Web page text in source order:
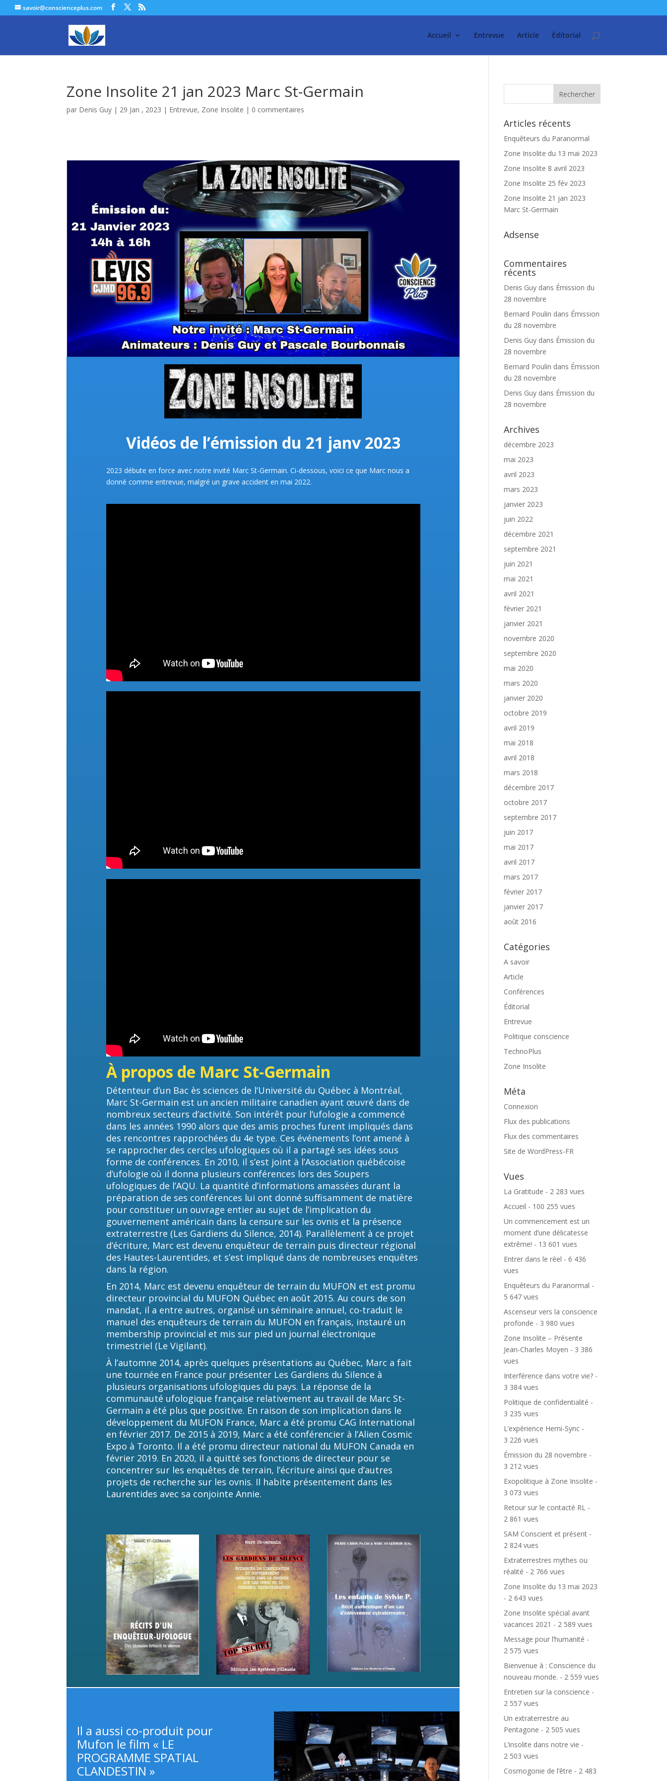
savoir@conscienceplus.com
Accueil Entrevue Article Éditorial
Zone Insolite 21 jan 2023 Marc St-Germain
par Denis Guy | 29 Jan , 2023 | Entrevue, Zone Insolite | 0 commentaires
Vidéos de l’émission du 21 janv 2023
2023 débute en force avec notre invité Marc St-Germain. Ci-dessous, voici ce que Marc nous a
donné comme entrevue, malgré un grave accident en mai 2022.
À propos de Marc St-Germain
Détenteur d’un Bac ès sciences de l’Université du Québec à Montréal,
Marc St-Germain est un ancien militaire canadien ayant œuvré dans de
nombreux secteurs d’activité. Son intérêt pour l’ufologie a commencé
dans les années 1990 alors que des amis proches furent impliqués dans
des rencontres rapprochées du 4e type. Ces événements l’ont amené à
se rapprocher des cercles ufologiques où il a partagé ses idées sous
forme de conférences. En 2010, il s’est joint à l’Association québécoise
d’ufologie où il donna plusieurs conférences lors des Soupers
ufologiques de l’AQU. La quantité d’informations amassées durant la
préparation de ses conférences lui ont donné suffisamment de matière
pour constituer un ouvrage entier au sujet de l’implication du
gouvernement américain dans la censure sur les ovnis et la présence
extraterrestre (Les Gardiens du Silence, 2014). Parallèlement à ce projet
d’écriture, Marc est devenu enquêteur de terrain puis directeur régional
des Hautes-Laurentides, et s’est impliqué dans de nombreuses enquêtes
dans la région.
En 2014, Marc est devenu enquêteur de terrain du MUFON et est promu
directeur provincial du MUFON Québec en août 2015. Au cours de son
mandat, il a entre autres, organisé un séminaire annuel, co-traduit le
manuel des enquêteurs de terrain du MUFON en français, instauré un
membership provincial et mis sur pied un journal électronique
trimestriel (Le Vigilant).
À l’automne 2014, après quelques présentations au Québec, Marc a fait
une tournée en France pour présenter Les Gardiens du Silence à
plusieurs organisations ufologiques du pays. La réponse de la
communauté ufologique française relativement au travail de Marc St-
Germain a été plus que positive. En raison de son implication dans le
développement du MUFON France, Marc a été promu CAG International
en février 2017. De 2015 à 2019, Marc a été conférencier à l’Alien Cosmic
Expo à Toronto. Il a été promu directeur national du MUFON Canada en
février 2019. En 2020, il a quitté ses fonctions de directeur pour se
concentrer sur les enquêtes de terrain, l’écriture ainsi que d’autres
projets de recherche sur les ovnis. Il habite présentement dans les
Laurentides avec sa conjointe Annie.
Il a aussi co-produit pour
Mufon le film « LE
PROGRAMME SPATIAL
CLANDESTIN »
Articles récents
Enquêteurs du Paranormal
Zone Insolite du 13 mai 2023
Zone Insolite 8 avril 2023
Zone Insolite 25 fév 2023
Zone Insolite 21 jan 2023
Marc St-Germain
Adsense
Commentaires
récents
Denis Guy dans Émission du
28 novembre
Bernard Poulin dans Émission
du 28 novembre
Denis Guy dans Émission du
28 novembre
Bernard Poulin dans Émission
du 28 novembre
Denis Guy dans Émission du
28 novembre
Archives
décembre 2023
mai 2023
avril 2023
mars 2023
janvier 2023
juin 2022
décembre 2021
septembre 2021
juin 2021
mai 2021
avril 2021
février 2021
janvier 2021
novembre 2020
septembre 2020
mai 2020
mars 2020
janvier 2020
octobre 2019
avril 2019
mai 2018
avril 2018
mars 2018
décembre 2017
octobre 2017
septembre 2017
juin 2017
mai 2017
avril 2017
mars 2017
février 2017
janvier 2017
août 2016
Catégories
A savoir
Article
Conférences
Éditorial
Entrevue
Politique conscience
TechnoPlus
Zone Insolite
Méta
Connexion
Flux des publications
Flux des commentaires
Site de WordPress-FR
Vues
La Gratitude - 2 283 vues
Accueil - 100 255 vues
Un commencement est un
moment d’une délicatesse
extrême! - 13 601 vues
Entrer dans le réel - 6 436
vues
Enquêteurs du Paranormal -
5 647 vues
Ascenseur vers la conscience
profonde - 3 980 vues
Zone Insolite – Présente
Jean-Charles Moyen - 3 386
vues
Interférence dans votre vie? -
3 384 vues
Politique de confidentialité -
3 235 vues
L’expérience Hemi-Sync -
3 226 vues
Émission du 28 novembre -
3 212 vues
Exopolitique à Zone Insolite -
3 073 vues
Retour sur le contacté RL -
2 861 vues
SAM Conscient et présent -
2 824 vues
Extraterrestres mythes ou
réalité - 2 766 vues
Zone Insolite du 13 mai 2023
- 2 643 vues
Zone Insolite spécial avant
vacances 2021 - 2 589 vues
Message pour l’humanité -
2 575 vues
Bienvenue à : Conscience du
nouveau monde. - 2 559 vues
Entretien sur la conscience -
2 557 vues
Un extraterrestre au
Pentagone - 2 505 vues
L’insolite dans notre vie -
2 503 vues
Cosmogonie de l’être - 2 483